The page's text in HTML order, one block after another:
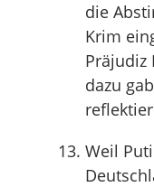
die
Krim
Präjudiz
dazu
Weil